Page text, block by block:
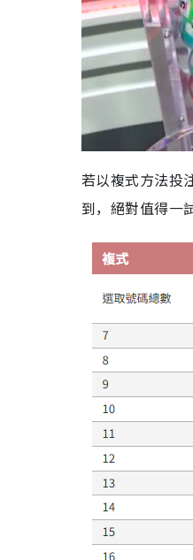
若以複式方法投
到，絕對值得一